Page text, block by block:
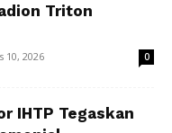
Triton
10, 2026 0
IHTP Tegaskan